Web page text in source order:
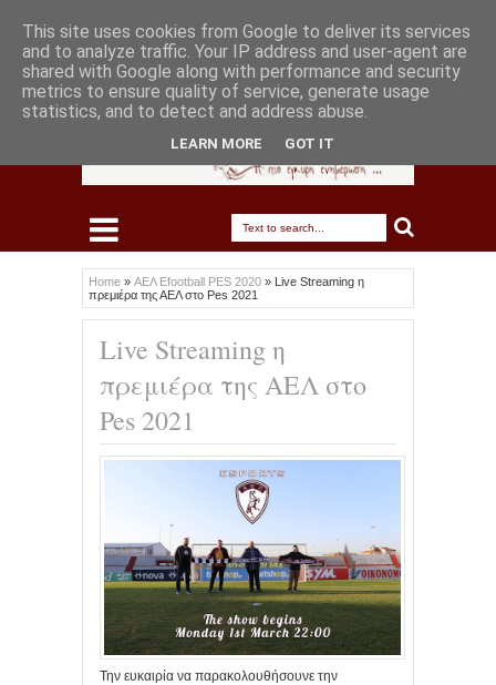
Home » ΑΕΛ Efootball PES 2020 » Live Streaming η
πρεμιέρα της ΑΕΛ στο Pes 2021
Live Streaming η
πρεμιέρα της ΑΕΛ στο
Pes 2021
Την ευκαιρία να παρακολουθήσουνε την
This site uses cookies from Google to deliver its services
and to analyze traffic. Your IP address and user-agent are
shared with Google along with performance and security
metrics to ensure quality of service, generate usage
statistics, and to detect and address abuse.
LEARN MORE GOT IT